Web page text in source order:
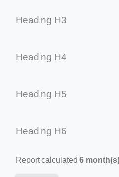
Heading H3
Heading H4
Heading H5
Heading H6
Report calculated 6